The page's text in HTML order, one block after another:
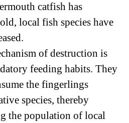
catfish has
local fish species have
of destruction is
feeding habits. They
the fingerlings
species, thereby
the population of local